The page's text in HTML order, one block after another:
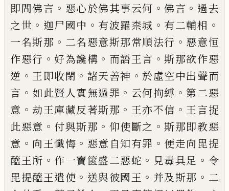
即問佛言 。 惡心於佛其事云何 。佛言 。 過去
之世 。 迦尸國中 。 有波羅柰城 。 有二輔相 。
一名斯那 。 二名惡意斯那常順法行 。 惡意恒
作惡行 。好為讒構 。 而語王言 。斯那欲作惡
逆 。 王即收閉 。 諸天善神 。 於虛空中出聲而
言 。 如此賢人實無過罪 。 云何拘縛 。第二惡
意 。劫王庫藏反著斯那 。 王亦不信 。 王言捉
此惡意 。 付與斯那 。 仰使斷之 。斯那即教惡
意 。 向王懺悔 。 惡意自知有罪 。 便走向毘提
醯王所 。 作一寶篋盛二惡蛇 。 見毒具足 。 令
毘提醯王遣使 。 送與彼國王 。 并及斯那 。 二